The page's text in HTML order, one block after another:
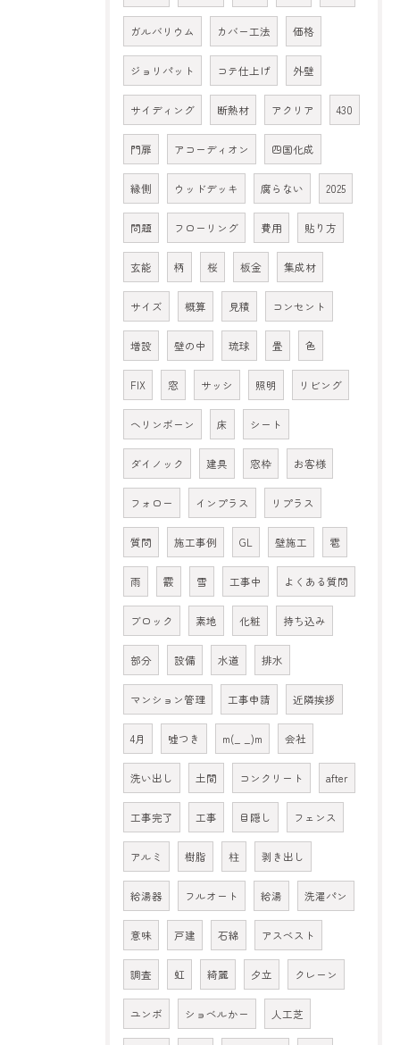
ガルバリウム カバー工法 価格
ジョリパット コテ仕上げ 外壁
サイディング 断熱材 アクリア 430
門扉 アコーディオン 四国化成
縁側 ウッドデッキ 腐らない 2025
問題 フローリング 費用 貼り方
玄能 柄 桜 板金 集成材
サイズ 概算 見積 コンセント
増設 壁の中 琉球 畳 色
FIX 窓 サッシ 照明 リビング
ヘリンボーン 床 シート
ダイノック 建具 窓枠 お客様
フォロー インプラス リプラス
質問 施工事例 GL 壁施工 雹
雨 霰 雪 工事中 よくある質問
ブロック 素地 化粧 持ち込み
部分 設備 水道 排水
マンション管理 工事申請 近隣挨拶
4月 嘘つき m(_ _)m 会社
洗い出し 土間 コンクリート after
工事完了 工事 目隠し フェンス
アルミ 樹脂 柱 剥き出し
給湯器 フルオート 給湯 洗濯パン
意味 戸建 石綿 アスベスト
調査 虹 綺麗 夕立 クレーン
ユンボ ショベルかー 人工芝